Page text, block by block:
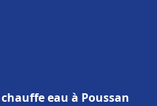
eau à Poussan